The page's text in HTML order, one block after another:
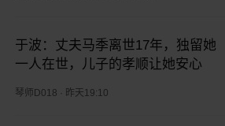
于波：丈夫马季离世17年，独留她
一人在世，儿子的孝顺让她安心
琴师D018 昨天19:10